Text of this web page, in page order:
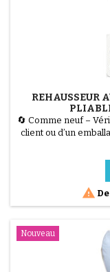
REHAUSSEUR
🔄 Comme neuf –
client ou d’un
% fonctionnel.Le
facilement dans

Nouveau